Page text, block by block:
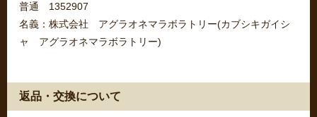
普通 1352907
名義：株式会社 アグラオネマラボラトリー(カブシキガイシ
ャ アグラオネマラボラトリー)
返品・交換について